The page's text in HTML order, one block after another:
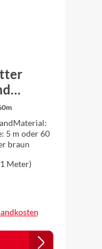
lang
5 m oder 60
braun
Meter)